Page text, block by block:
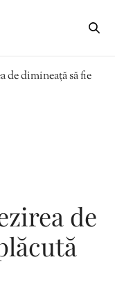
de dimineață să fie
de